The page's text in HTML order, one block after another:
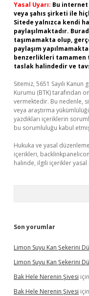
Yasal Uyarı: Bu
veya şahıs şirketi ile
Sitede yalnızca kendi
paylaşılmaktadır.
taşımamakta olup,
paylaşım
benzerlikleri tamamen
taslak halindedir ve
Sitemiz, 5651 Sayılı
Kurumu (BTK) tarafından
vermektedir. Bu nedenle,
veya araştırma
yazdıkları içeriklerin
bu sorumluluğu kabul etmiş
Hukuka ve yasal
içerikleri,
halinde, ilgili içerikler yasal
Son yorumlar
Limon Suyu Kan Şekerini
Limon Suyu Kan Şekerini
Bak Hele Nerenin Şivesi için
Bak Hele Nerenin Şivesi için